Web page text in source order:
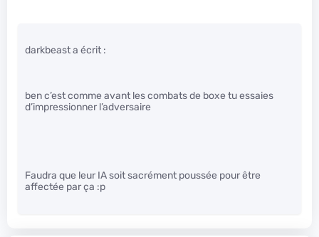
darkbeast a écrit :
ben c’est comme avant les combats de boxe tu essaies
d’impressionner l’adversaire
Faudra que leur IA soit sacrément poussée pour être
affectée par ça :p